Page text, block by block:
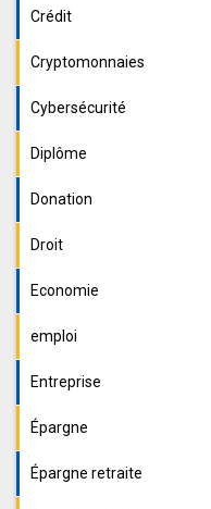
Crédit
Cryptomonnaies
Cybersécurité
Diplôme
Donation
Droit
Economie
emploi
Entreprise
Épargne
Épargne retraite